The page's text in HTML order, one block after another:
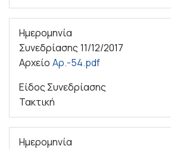
Ημερομηνία
Συνεδρίασης 11/12/2017
Αρχείο Αρ.-54.pdf
Είδος Συνεδρίασης
Τακτική
Ημερομηνία